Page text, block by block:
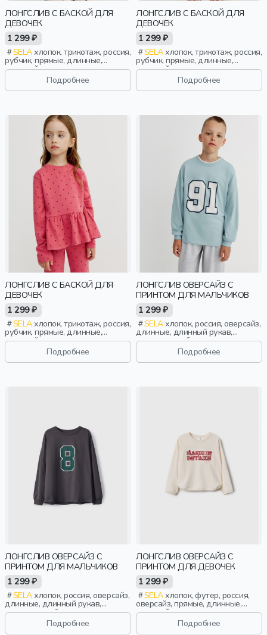
ЛОНГСЛИВ С БАСКОЙ ДЛЯ
ДЕВОЧЕК
1 299 ₽
SELAхлопок, трикотаж, россия,
рубчик, прямые, длинные,
длинный рукав, принт, вырез,
круглый вырез, баска,
повседневный, девочки, дети
Подробнее
ЛОНГСЛИВ С БАСКОЙ ДЛЯ
ДЕВОЧЕК
1 299 ₽
SELAхлопок, трикотаж, россия,
рубчик, прямые, длинные,
длинный рукав, принт, вырез,
круглый вырез, баска,
повседневный, девочки, дети
Подробнее
ЛОНГСЛИВ С БАСКОЙ ДЛЯ
ДЕВОЧЕК
1 299 ₽
SELAхлопок, трикотаж, россия,
рубчик, прямые, длинные,
длинный рукав, принт, вырез,
круглый вырез, баска,
повседневный, девочки, дети
Подробнее
ЛОНГСЛИВ ОВЕРСАЙЗ С
ПРИНТОМ ДЛЯ МАЛЬЧИКОВ
1 299 ₽
SELAхлопок, россия, оверсайз,
длинные, длинный рукав,
манжета, свободные, принт,
вырез, круглый вырез,
эластичные, мальчики, дети
Подробнее
ЛОНГСЛИВ ОВЕРСАЙЗ С
ПРИНТОМ ДЛЯ МАЛЬЧИКОВ
1 299 ₽
SELAхлопок, россия, оверсайз,
длинные, длинный рукав,
манжета, свободные, принт,
вырез, круглый вырез,
эластичные, мальчики, дети
Подробнее
ЛОНГСЛИВ ОВЕРСАЙЗ С
ПРИНТОМ ДЛЯ ДЕВОЧЕК
1 299 ₽
SELAхлопок, футер, россия,
оверсайз, прямые, длинные,
длинный рукав, принт, вырез,
круглый вырез, девочки, дети
Подробнее